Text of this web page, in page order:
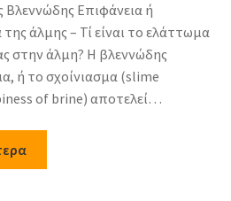
Βλεννώδης Επιφάνεια ή
άλμης – Τί είναι το ελάττωμα
στην άλμη? Η βλεννώδης
ή το σχοίνιασμα (slime
of brine) αποτελεί…